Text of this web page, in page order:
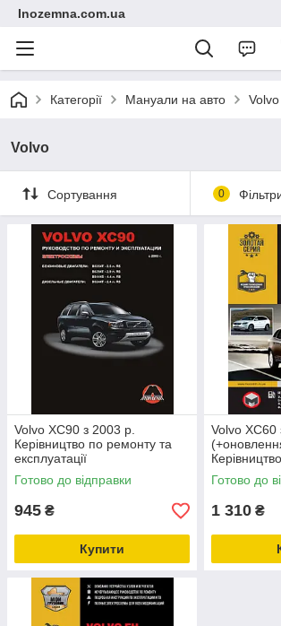
Inozemna.com.ua
Категорії Мануали на авто Volvo
Volvo
Сортування 0
Volvo XC90 з 2003 р.
Керівництво по ремонту та
експлуатації
Готово до відправки
945 ₴
Купити
Volvo XC60
експлуатації
Готово до
1 310 ₴